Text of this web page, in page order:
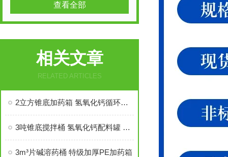
查看全部
相关文章
RELATED ARTICLES
2立方锥底加药箱 氢氧化钙循环罐 PE平底锥底可定制
3吨锥底搅拌桶 氢氧化钙配料罐 PE加药箱耐酸碱
3m³片碱溶药桶 特级加厚PE加药箱